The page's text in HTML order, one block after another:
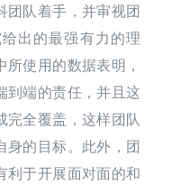
团队着手，并审视团
出的最强有力的理
使用的数据表明，
到端的责任，并且这
完全覆盖，这样团队
身的目标。此外，团
利于开展面对面的和